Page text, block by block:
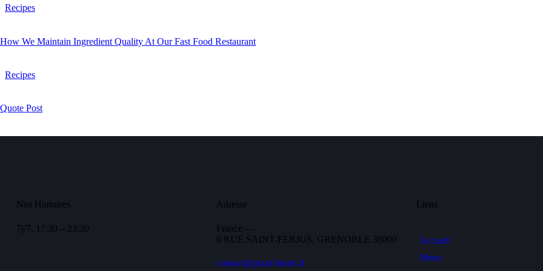
Recipes
How We Maintain Ingredient Quality At Our Fast Food Restaurant
Recipes
Quote Post
Nos Horraires
7j/7, 17:30 – 23:30
Adresse
France —
6 RUE SAINT-FERJUS, GRENOBLE 38000
contact@pizza3tours.fr
Liens
Accueil
Menu